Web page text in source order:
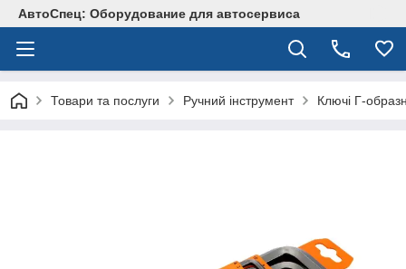
АвтоСпец: Оборудование для автосервиса
Товари та послуги Ручний інструмент Ключі Г-